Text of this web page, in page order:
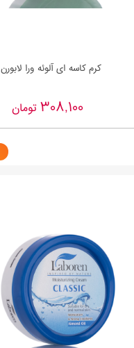
کرم کاسه ای آلوئه ورا لابورن
308,100تومان